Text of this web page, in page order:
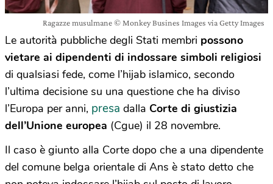
Ragazze musulmane © Monkey Busines Images via Getty Images
Le autorità pubbliche degli Stati membri possono
vietare ai dipendenti di indossare simboli religiosi
di qualsiasi fede, come l’hijab islamico, secondo
l’ultima decisione su una questione che ha diviso
l’Europa per anni, presa dalla Corte di giustizia
dell’Unione europea (Cgue) il 28 novembre.
Il caso è giunto alla Corte dopo che a una dipendente
del comune belga orientale di Ans è stato detto che